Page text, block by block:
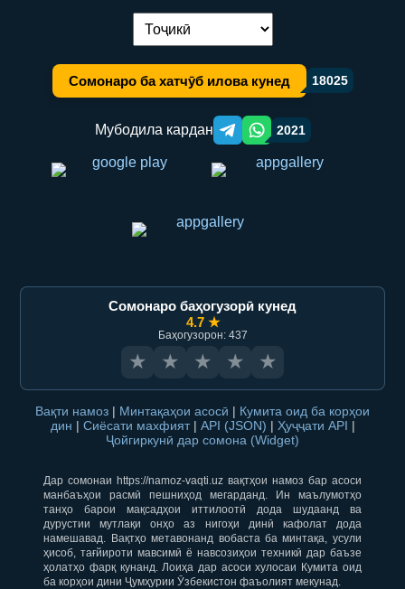
Иваз кардани забон:
Сомонаро ба хатчӯб илова кунед 18025
Мубодила кардан Telegram orqali ulashish
WhatsApp orqali ulashish
2021
Сомонаро баҳогузорӣ кунед
4.7 ★
Баҳогузорон: 437
★ ★ ★ ★ ★
Вақти намоз | Минтақаҳои асосӣ | Кумита оид ба корҳои
дин | Сиёсати махфият | API (JSON) | Ҳуҷҷати API |
Ҷойгиркунӣ дар сомона (Widget)
Дар сомонаи https://namoz-vaqti.uz вақтҳои намоз бар асоси
манбаъҳои расмӣ пешниҳод мегарданд. Ин маълумотҳо
танҳо барои мақсадҳои иттилоотӣ дода шудаанд ва
дурустии мутлақи онҳо аз нигоҳи динӣ кафолат дода
намешавад. Вақтҳо метавонанд вобаста ба минтақа, усули
ҳисоб, тағйироти мавсимӣ ё навсозиҳои техникӣ дар баъзе
ҳолатҳо фарқ кунанд. Лоиҳа дар асоси хулосаи Кумита оид
ба корҳои дини Ҷумҳурии Ӯзбекистон фаъолият мекунад.